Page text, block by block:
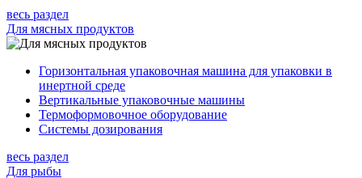
весь раздел
Для мясных продуктов
Горизонтальная упаковочная машина для упаковки в
инертной среде
Вертикальные упаковочные машины
Термоформовочное оборудование
Системы дозирования
весь раздел
Для рыбы